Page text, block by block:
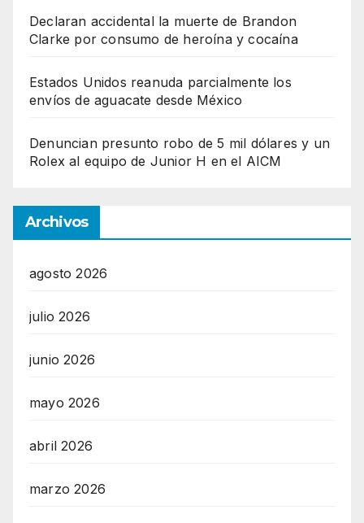
Declaran accidental la muerte de Brandon
Clarke por consumo de heroína y cocaína
Estados Unidos reanuda parcialmente los
envíos de aguacate desde México
Denuncian presunto robo de 5 mil dólares y un
Rolex al equipo de Junior H en el AICM
Archivos
agosto 2026
julio 2026
junio 2026
mayo 2026
abril 2026
marzo 2026